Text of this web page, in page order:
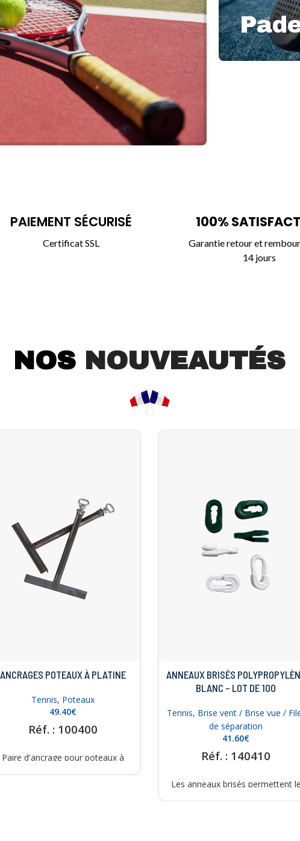
En savoir plus
PAIEMENT SÉCURISÉ
Certificat SSL
100%
Garantie retour et
14 jours
NOS NOUVEAUTÉS
ANCRAGES POTEAUX À PLATINE
Tennis, Poteaux
€
Réf. : 100400
Paire d'ancrage pour poteaux à
ANNEAUX BRISÉS
BLANC – LOT DE 100
Tennis, Brise vent / Brise vue /
de séparation
€
Réf. : 140410
Les anneaux brisés permettent